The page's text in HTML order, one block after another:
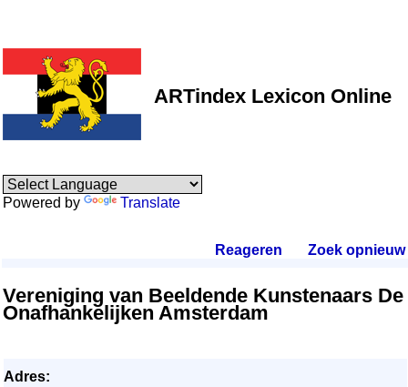
ARTindex Lexicon Online
Powered by Translate
Reageren Zoek opnieuw.
Vereniging van Beeldende Kunstenaars De
Onafhankelijken Amsterdam
Adres: